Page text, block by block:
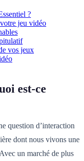
?
jeu vidéo
vos jeux
est-ce
question d’interaction
dont nous vivons une
un marché de plus